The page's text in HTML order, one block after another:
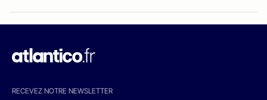
RECEVEZ NOTRE NEWSLETTER